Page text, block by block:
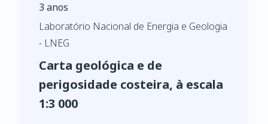
3 anos
Laboratório Nacional de Energia e Geologia
- LNEG
Carta geológica e de
perigosidade costeira, à escala
1:3 000